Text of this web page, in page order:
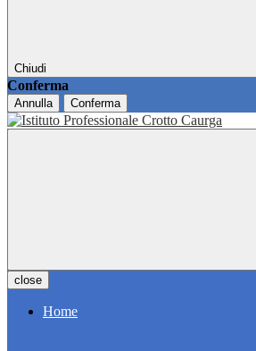
Chiudi
Conferma
Annulla Conferma
close
Home